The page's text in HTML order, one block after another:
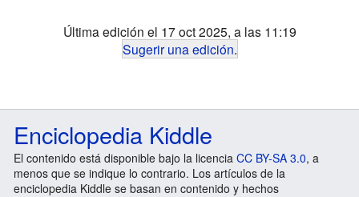
Última edición el 17 oct 2025, a las 11:19
Sugerir una edición.
Enciclopedia Kiddle
El contenido está disponible bajo la licencia CC BY-SA 3.0, a
menos que se indique lo contrario. Los artículos de la
enciclopedia Kiddle se basan en contenido y hechos